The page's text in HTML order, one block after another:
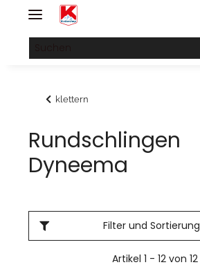
klettern
Rundschlingen
Dyneema
Filter und Sortierung
Artikel 1 - 12 von 12